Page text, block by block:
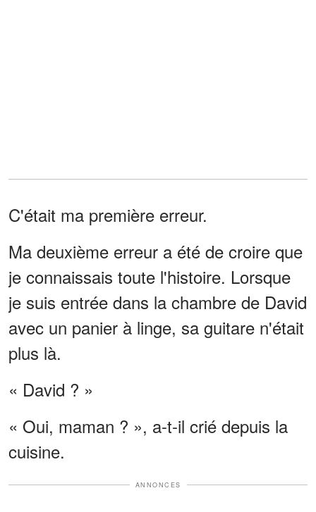
C'était ma première erreur.
Ma deuxième erreur a été de croire que
je connaissais toute l'histoire. Lorsque
je suis entrée dans la chambre de David
avec un panier à linge, sa guitare n'était
plus là.
« David ? »
« Oui, maman ? », a-t-il crié depuis la
cuisine.
ANNONCES